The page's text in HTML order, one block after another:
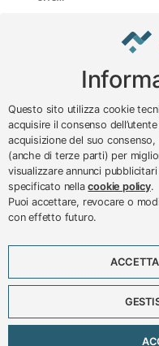
© 2024 – 2026 -
ARTSER SRL -
P.IVA 01878290129
Tel. 0332 256111 -
VA-213777
Lavora con noi
Eventi
Questo sito utilizza cookie
acquisire il consenso
acquisizione del suo
(anche di terze parti) per
visualizzare annunci
specificato nellacookie policy.
Puoi accettare, revocare o
con effetto futuro.